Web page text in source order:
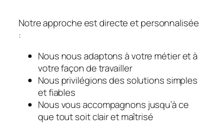
Notre approche est directe et personnalisée
:
Nous nous adaptons à votre métier et à
votre façon de travailler
Nous privilégions des solutions simples
et fiables
Nous vous accompagnons jusqu’à ce
que tout soit clair et maîtrisé